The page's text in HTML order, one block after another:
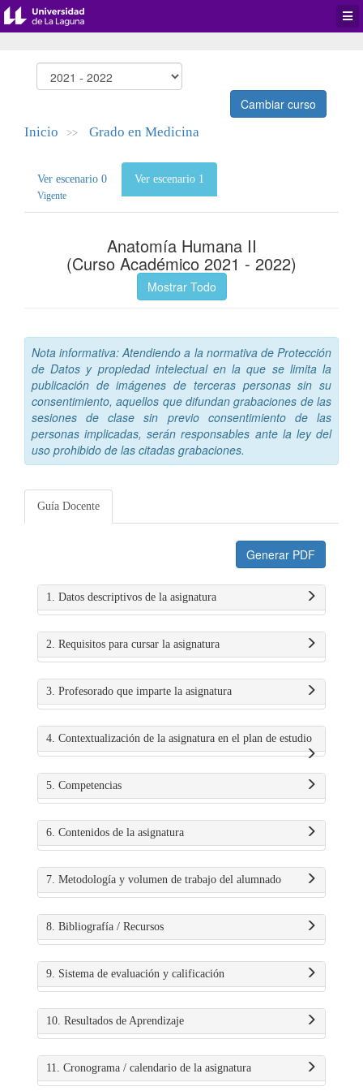
Cambiar curso
Inicio >> Grado en Medicina
Ver escenario 0
Vigente
Ver escenario 1
Anatomía Humana II
(Curso Académico 2021 - 2022)
Mostrar Todo
Nota informativa: Atendiendo a la normativa de Protección
de Datos y propiedad intelectual en la que se limita la
publicación de imágenes de terceras personas sin su
consentimiento, aquellos que difundan grabaciones de las
sesiones de clase sin previo consentimiento de las
personas implicadas, serán responsables ante la ley del
uso prohibido de las citadas grabaciones.
Guía Docente
Generar PDF
1. Datos descriptivos de la asignatura
2. Requisitos para cursar la asignatura
3. Profesorado que imparte la asignatura
4. Contextualización de la asignatura en el plan de estudio
5. Competencias
6. Contenidos de la asignatura
7. Metodología y volumen de trabajo del alumnado
8. Bibliografía / Recursos
9. Sistema de evaluación y calificación
10. Resultados de Aprendizaje
11. Cronograma / calendario de la asignatura